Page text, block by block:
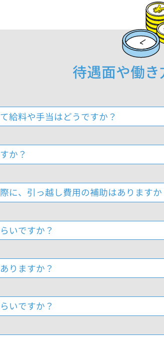
待遇面や働
給料や手当はどうですか？
か？
に、引っ越し費用の補助はありますか
いですか？
りますか？
いですか？